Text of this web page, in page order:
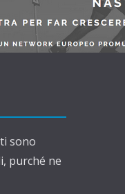
sono
purché ne